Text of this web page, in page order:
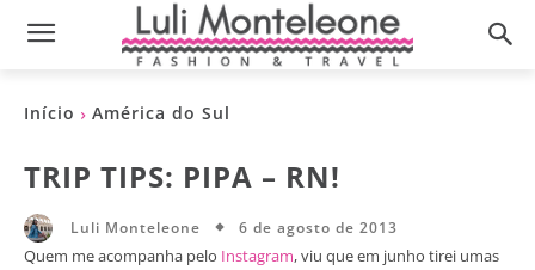
Início América do Sul
TRIP TIPS: PIPA – RN!
Luli Monteleone 6 de agosto de 2013
Quem me acompanha pelo Instagram, viu que em junho tirei umas